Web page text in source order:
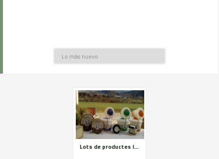
Lots de productes làctics: Iogurt matons, rectuis, formatge fresc, formatges madurats, llet crua